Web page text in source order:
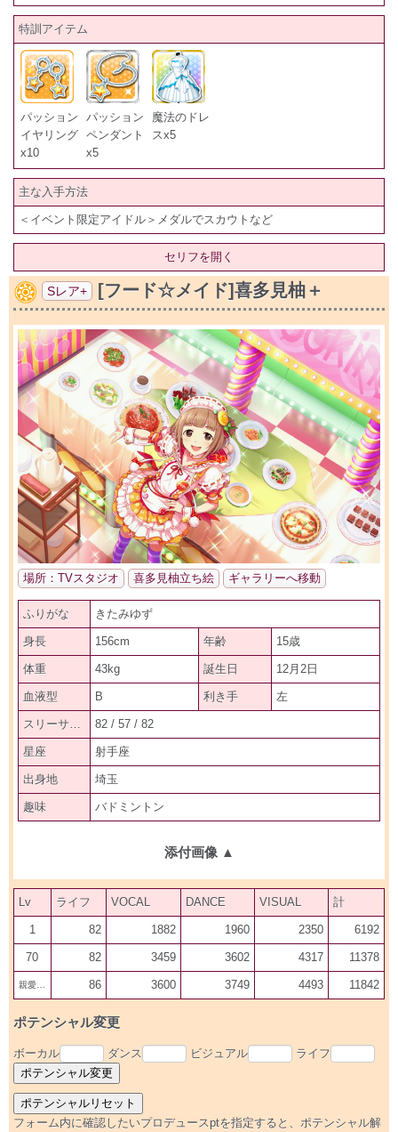
特訓アイテム
パッション
イヤリング
x10
パッション
ペンダント
x5
魔法のドレ
スx5
主な入手方法
＜イベント限定アイドル＞メダルでスカウトなど
セリフを開く
Sレア+ [フード☆メイド]喜多見柚＋
場所：TVスタジオ 喜多見柚立ち絵 ギャラリーへ移動
ふりがな きたみゆず
身長 156cm 年齢 15歳
体重 43kg 誕生日 12月2日
血液型 B 利き手 左
スリーサイズ 82 / 57 / 82
星座 射手座
出身地 埼玉
趣味 バドミントン
添付画像 ▲
Lv ライフ VOCAL DANCE VISUAL 計
1 82 1882 1960 2350 6192
70 82 3459 3602 4317 11378
親愛300 86 3600 3749 4493 11842
ポテンシャル変更
ボーカル ダンス ビジュアル ライフ
フォーム内に確認したいプロデュースptを指定すると、ポテンシャル解